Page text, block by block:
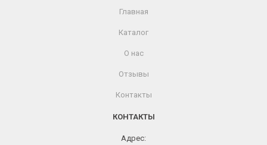
Главная
Каталог
О нас
Отзывы
Контакты
КОНТАКТЫ
Адрес: